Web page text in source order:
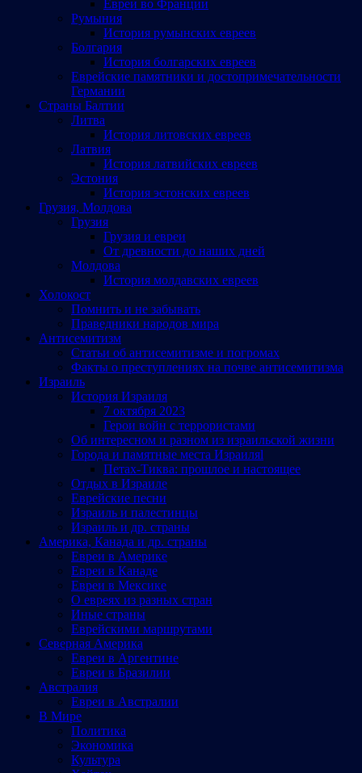
Евреи во Франции
Румыния
История румынских евреев
Болгария
История болгарских евреев
Еврейские памятники и достопримечательности
Германии
Страны Балтии
Литва
История литовских евреев
Латвия
История латвийских евреев
Эстония
История эстонских евреев
Грузия, Молдова
Грузия
Грузия и евреи
От древности до наших дней
Молдова
История молдавских евреев
Холокост
Помнить и не забывать
Праведники народов мира
Антисемитизм
Статьи об антисемитизме и погромах
Факты о преступлениях на почве антисемитизма
Израиль
История Израиля
7 октября 2023
Герои войн с террористами
Об интересном и разном из израильской жизни
Города и памятные места Израиляl
Петах-Тиква: прошлое и настоящее
Отдых в Израиле
Еврейские песни
Израиль и палестинцы
Израиль и др. страны
Америка, Канада и др. страны
Евреи в Америке
Евреи в Канаде
Евреи в Мексике
О евреях из разных стран
Иные страны
Еврейскими маршрутами
Северная Америка
Евреи в Аргентине
Евреи в Бразилии
Австралия
Евреи в Австралии
В Мире
Политика
Экономика
Культура